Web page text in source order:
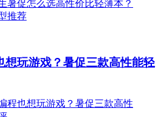
想玩游戏？暑促三款高性能轻